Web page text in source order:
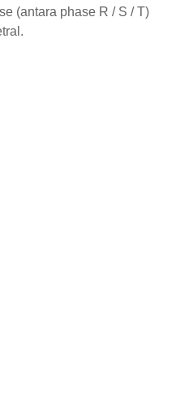
(antara phase R / S / T)